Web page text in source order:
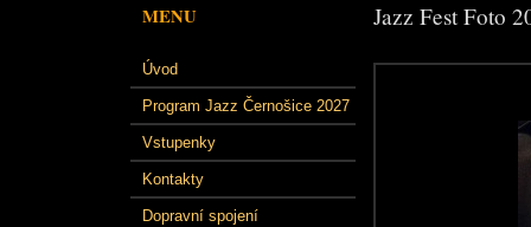
MENU
Úvod
Program Jazz Černošice 2027
Vstupenky
Kontakty
Dopravní spojení
Jazz Fest Foto